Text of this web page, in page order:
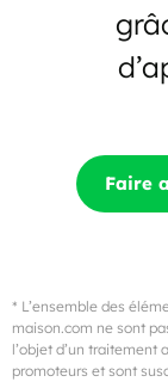
Faire
* L’ensemble des
maison.com ne sont
l’objet d’un traitement
promoteurs et sont